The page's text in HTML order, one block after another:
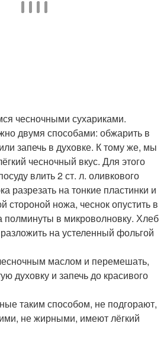
чесночными сухариками.
двумя способами: обжарить в
запечь в духовке. К тому же, мы
чесночный вкус. Для этого
влить 2 ст. л. оливкового
разрезать на тонкие пластинки и
стороной ножа, чеснок опустить в
полминуты в микроволновку. Хлеб
на устеленный фольгой
маслом и перемешать,
духовку и запечь до красивого
таким способом, не подгорают,
не жирными, имеют лёгкий